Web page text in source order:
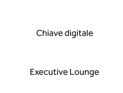
Chiave digitale
Executive Lounge